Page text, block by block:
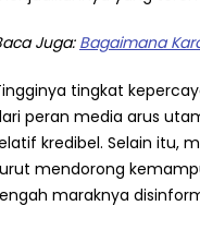
Juga:Bagaimana
tingkat
peran media arus
kredibel. Selain itu,
mendorong
maraknya